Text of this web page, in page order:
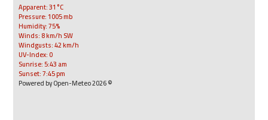
Apparent: 31°C
Pressure: 1005 mb
Humidity: 75%
Winds: 8 km/h SW
Windgusts: 42 km/h
UV-Index: 0
Sunrise: 5:43 am
Sunset: 7:45 pm
© 2026 Powered by Open-Meteo